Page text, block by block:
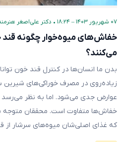
۰۷ شهریور ۱۴۰۳ – ۱۸:۲۴ • دکتر علی‌اصغر
خفاش‌های میوه‌خوار چگونه قند
می‌کنند؟
بدن ما انسان‌ها در کنترل قند خون‌
زیاده‌روی در مصرف خوراکی‌های
عوارض جدی می‌شود. اما به نظر می‌رسد
خفاش‌ها متفاوت است. محققان متوجه
که غذای اصلی‌شان میوه‌های سرشار از